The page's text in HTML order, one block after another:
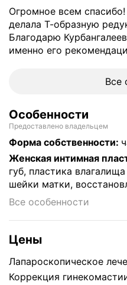
Огромное всем
делала Т-образную
Благодарю
именно его
Все
Особенности
Предоставлено владельцем
Форма собственности:
Женская интимная
губ, пластика
шейки матки,
Все особенности
Цены
Коррекция